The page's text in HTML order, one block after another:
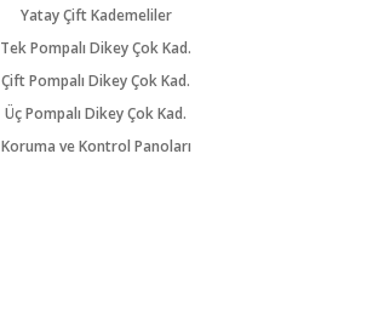
Yatay Çift Kademeliler
Tek Pompalı Dikey Çok Kad.
Çift Pompalı Dikey Çok Kad.
Üç Pompalı Dikey Çok Kad.
Koruma ve Kontrol Panoları